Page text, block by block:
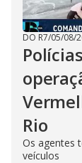
DO R7/05/08/
Rio
Os agentes
veículos